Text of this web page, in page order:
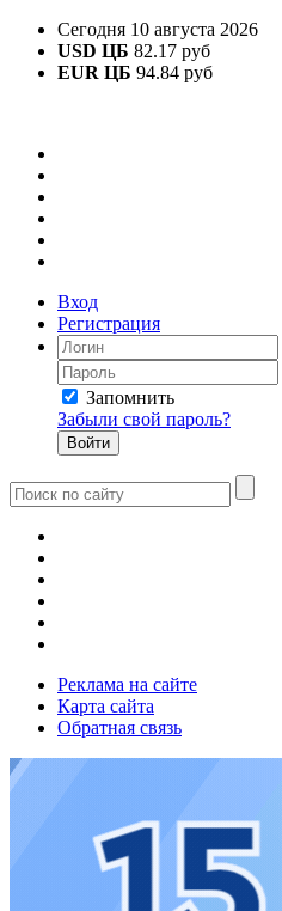
Сегодня 10 августа 2026
USD ЦБ 82.17 руб
EUR ЦБ 94.84 руб
Вход
Регистрация
Запомнить
Забыли свой пароль?
Реклама на сайте
Карта сайта
Обратная связь